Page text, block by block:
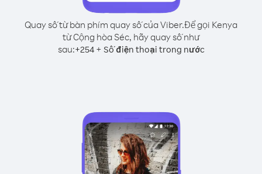
Quay số từ bàn phím quay số của Viber.Để gọi Kenya
từ Cộng hòa Séc, hãy quay số như
sau:+254+ Số điện thoại trong nước